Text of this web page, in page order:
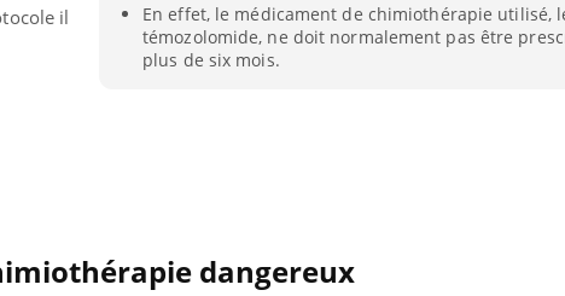
En effet, le médicament de chimiothérapie utilisé,
témozolomide, ne doit normalement pas être
plus de six mois.
il
dangereux